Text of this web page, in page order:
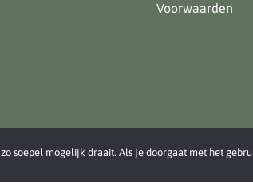
Voorwaarden
soepel mogelijk draait. Als je doorgaat met het